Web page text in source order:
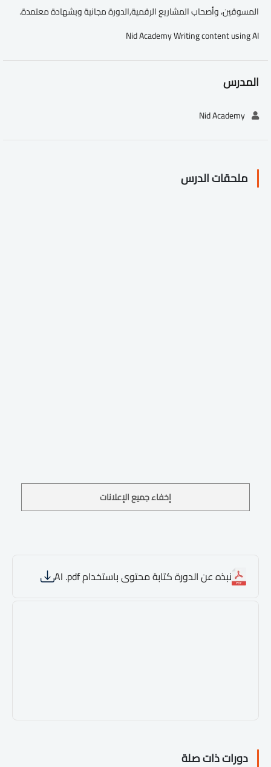
المسوقين، وأصحاب المشاريع الرقمية,الدورة مجانية وبشهادة معتمدة.
Nid Academy Writing content using AI
المدرس
ملحقات الدرس
إخفاء جميع الإعلانات
نبذه عن الدورة كتابة محتوى باستخدام AI .pdf
دورات ذات صلة